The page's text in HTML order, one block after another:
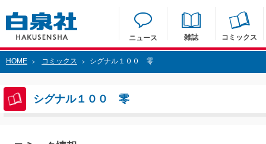
ニュース 雑誌 コミックス
HOME > コミックス > シグナル１００ 零
シグナル１００ 零